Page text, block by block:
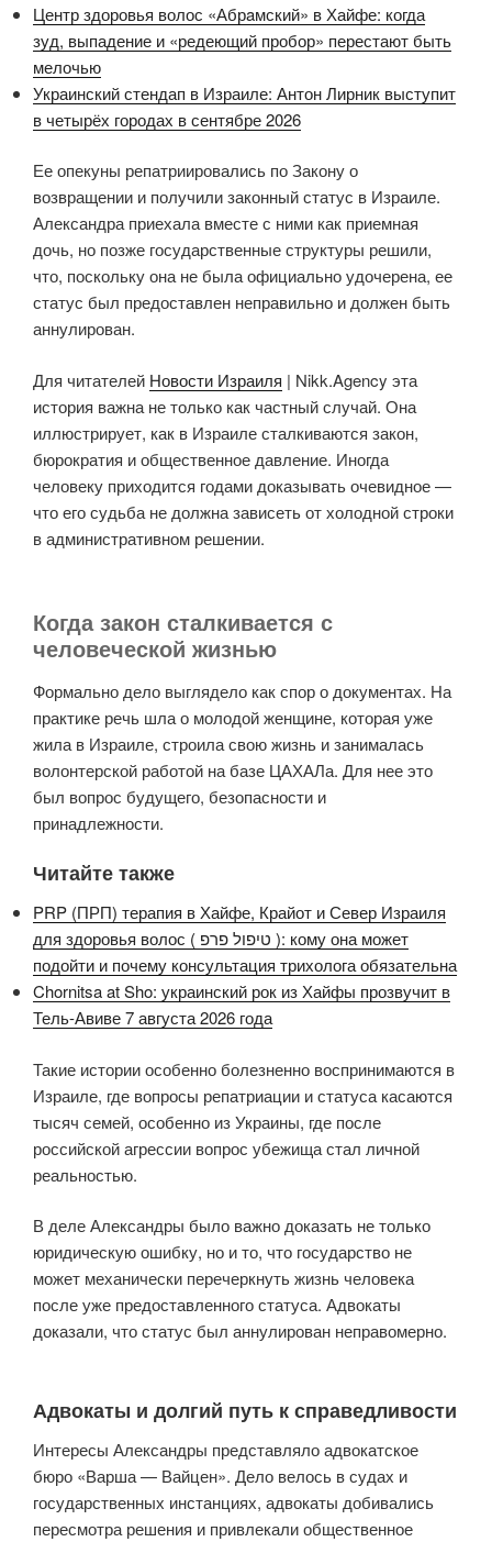
Центр здоровья волос «Абрaмский» в Хайфе: когда
зуд, выпадение и «редеющий пробор» перестают быть
мелочью
Украинский стендап в Израиле: Антон Лирник выступит
в четырёх городах в сентябре 2026
Ее опекуны репатриировались по Закону о
возвращении и получили законный статус в Израиле.
Александра приехала вместе с ними как приемная
дочь, но позже государственные структуры решили,
что, поскольку она не была официально удочерена, ее
статус был предоставлен неправильно и должен быть
аннулирован.
Для читателей Новости Израиля | Nikk.Agency эта
история важна не только как частный случай. Она
иллюстрирует, как в Израиле сталкиваются закон,
бюрократия и общественное давление. Иногда
человеку приходится годами доказывать очевидное —
что его судьба не должна зависеть от холодной строки
в административном решении.
Когда закон сталкивается с
человеческой жизнью
Формально дело выглядело как спор о документах. На
практике речь шла о молодой женщине, которая уже
жила в Израиле, строила свою жизнь и занималась
волонтерской работой на базе ЦАХАЛа. Для нее это
был вопрос будущего, безопасности и
принадлежности.
Читайте также
PRP (ПРП) терапия в Хайфе, Крайот и Север Израиля
для здоровья волос ( טיפול פרפ ): кому она может
подойти и почему консультация трихолога обязательна
Chornitsa at Sho: украинский рок из Хайфы прозвучит в
Тель-Авиве 7 августа 2026 года
Такие истории особенно болезненно воспринимаются в
Израиле, где вопросы репатриации и статуса касаются
тысяч семей, особенно из Украины, где после
российской агрессии вопрос убежища стал личной
реальностью.
В деле Александры было важно доказать не только
юридическую ошибку, но и то, что государство не
может механически перечеркнуть жизнь человека
после уже предоставленного статуса. Адвокаты
доказали, что статус был аннулирован неправомерно.
Адвокаты и долгий путь к справедливости
Интересы Александры представляло адвокатское
бюро «Варша — Вайцен». Дело велось в судах и
государственных инстанциях, адвокаты добивались
пересмотра решения и привлекали общественное